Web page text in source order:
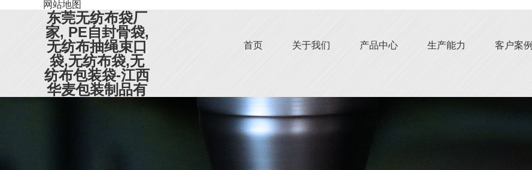
网站地图
东莞无纺布袋厂
家, PE自封骨袋,
无纺布抽绳束口
袋,无纺布袋,无
纺布包装袋-江西
华麦包装制品有
首页 关于我们 产品中心 生产能力 客户案例